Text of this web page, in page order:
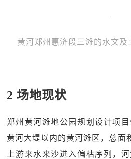
黄河郑州惠济段三滩的水文
2 场地现状
郑州黄河滩地公园规划设计项
黄河大堤以内的黄河滩区，总面
上游来水来沙进入偏枯序列，